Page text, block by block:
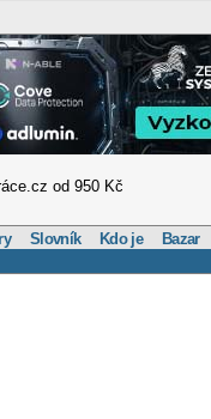
od 950 Kč
Slovník Kdo je Bazar